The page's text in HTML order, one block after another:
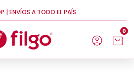
| ENVÍOS A TODO EL PAÍS
0